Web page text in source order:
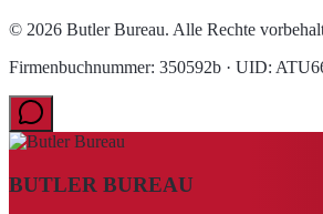
© 2026 Butler Bureau. Alle Rechte
Firmenbuchnummer: 350592b · UID:
BUTLER BUREAU